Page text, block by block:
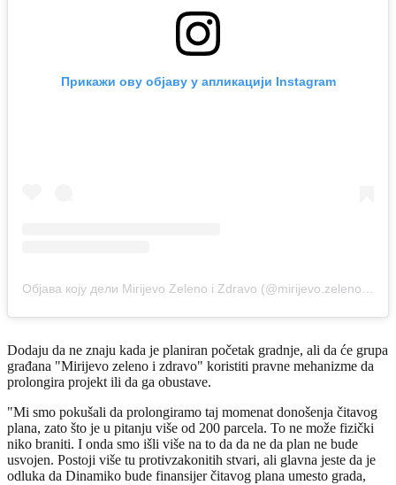
Прикажи ову објаву у апликацији Instagram
Објава коју дели Mirijevo Zeleno i Zdravo (@mirijevo.zelenoizdravo)
Dodaju da ne znaju kada je planiran početak gradnje, ali da će grupa
građana "Mirijevo zeleno i zdravo" koristiti pravne mehanizme da
prolongira projekt ili da ga obustave.
"Mi smo pokušali da prolongiramo taj momenat donošenja čitavog
plana, zato što je u pitanju više od 200 parcela. To ne može fizički
niko braniti. I onda smo išli više na to da da ne da plan ne bude
usvojen. Postoji više tu protivzakonitih stvari, ali glavna jeste da je
odluka da Dinamiko bude finansijer čitavog plana umesto grada,